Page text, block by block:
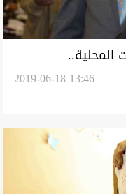
المحلية..
2019-06-18 13:46